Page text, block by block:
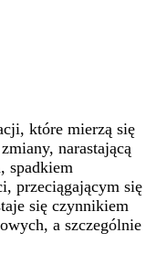
które mierzą się
narastającą
spadkiem
przeciągającym się
się czynnikiem
a szczególnie